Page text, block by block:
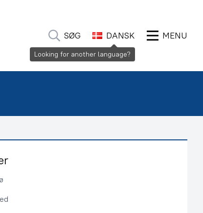
SØG DANSK MENU
Looking for another language?